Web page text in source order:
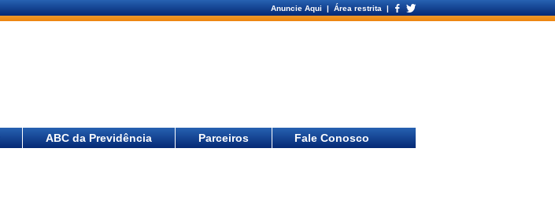
Anuncie Aqui | Área restrita |
ABC da Previdência Parceiros Fale Conosco